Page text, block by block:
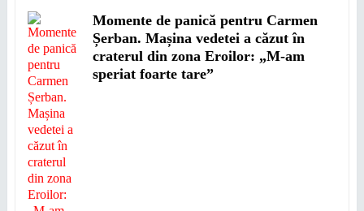
Momente de panică pentru Carmen
Șerban. Mașina vedetei a căzut în
craterul din zona Eroilor: „M-am
speriat foarte tare”